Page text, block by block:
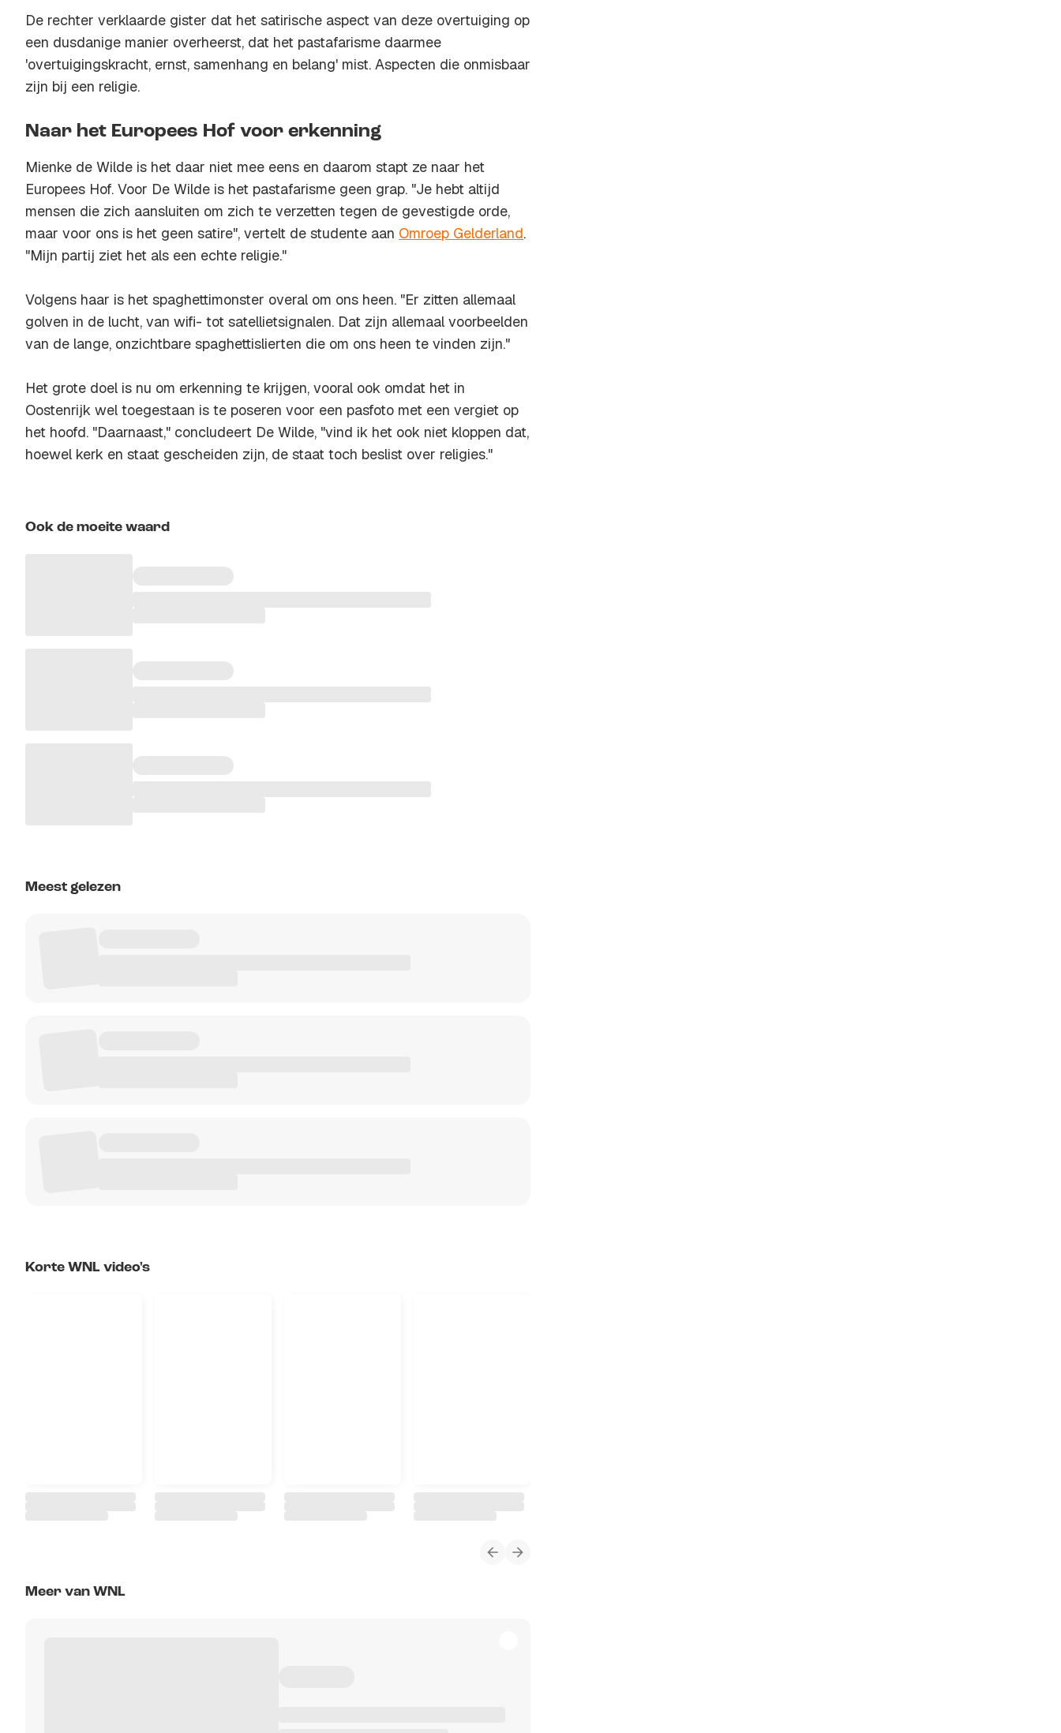
De rechter verklaarde gister dat het satirische aspect van deze overtuiging op
een dusdanige manier overheerst, dat het pastafarisme daarmee
'overtuigingskracht, ernst, samenhang en belang' mist. Aspecten die onmisbaar
zijn bij een religie.
Naar het Europees Hof voor erkenning
Mienke de Wilde is het daar niet mee eens en daarom stapt ze naar het
Europees Hof. Voor De Wilde is het pastafarisme geen grap. "Je hebt altijd
mensen die zich aansluiten om zich te verzetten tegen de gevestigde orde,
maar voor ons is het geen satire", vertelt de studente aan Omroep Gelderland.
"Mijn partij ziet het als een echte religie."
Volgens haar is het spaghettimonster overal om ons heen. "Er zitten allemaal
golven in de lucht, van wifi- tot satellietsignalen. Dat zijn allemaal voorbeelden
van de lange, onzichtbare spaghettislierten die om ons heen te vinden zijn."
Het grote doel is nu om erkenning te krijgen, vooral ook omdat het in
Oostenrijk wel toegestaan is te poseren voor een pasfoto met een vergiet op
het hoofd. "Daarnaast," concludeert De Wilde, "vind ik het ook niet kloppen dat,
hoewel kerk en staat gescheiden zijn, de staat toch beslist over religies."
Ook de moeite waard
Meest gelezen
Korte WNL video's
Meer van WNL